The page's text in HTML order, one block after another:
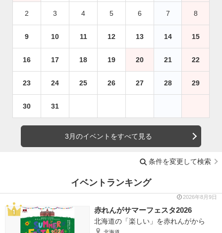
2 3 4 5 6 7 8
9 10 11 12 13 14 15
16 17 18 19 20 21 22
23 24 25 26 27 28 29
30 31
3月のイベントをすべて見る
条件を変更して検索
イベントランキング
2026年8月9日
赤れんがサマーフェスタ2026
北海道の「楽しい」を赤れんがから